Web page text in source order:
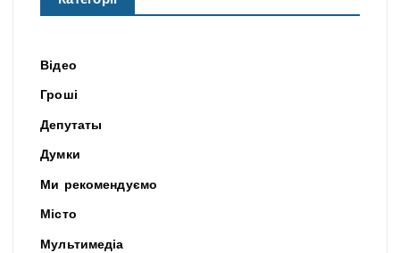
Відео
Гроші
Депутаты
Думки
Ми рекомендуємо
Місто
Мультимедіа